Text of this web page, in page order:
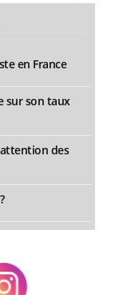
en France
sur son taux
des